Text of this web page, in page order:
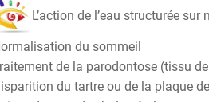
L’action de l’eau structurée sur
du sommeil
de la parodontose (tissu
du tartre ou de la plaque